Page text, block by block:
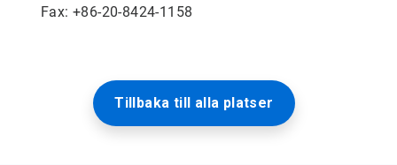
Fax: +86-20-8424-1158
Tillbaka till alla platser